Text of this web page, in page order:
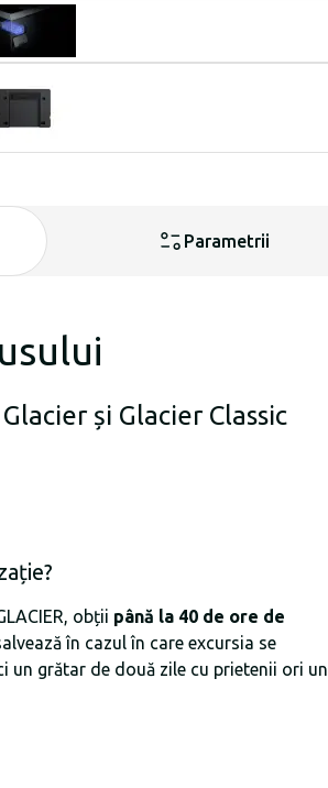
Parametrii
și Glacier Classic
obții până la 40 de ore de
în cazul în care excursia se
un grătar de două zile cu prietenii ori un